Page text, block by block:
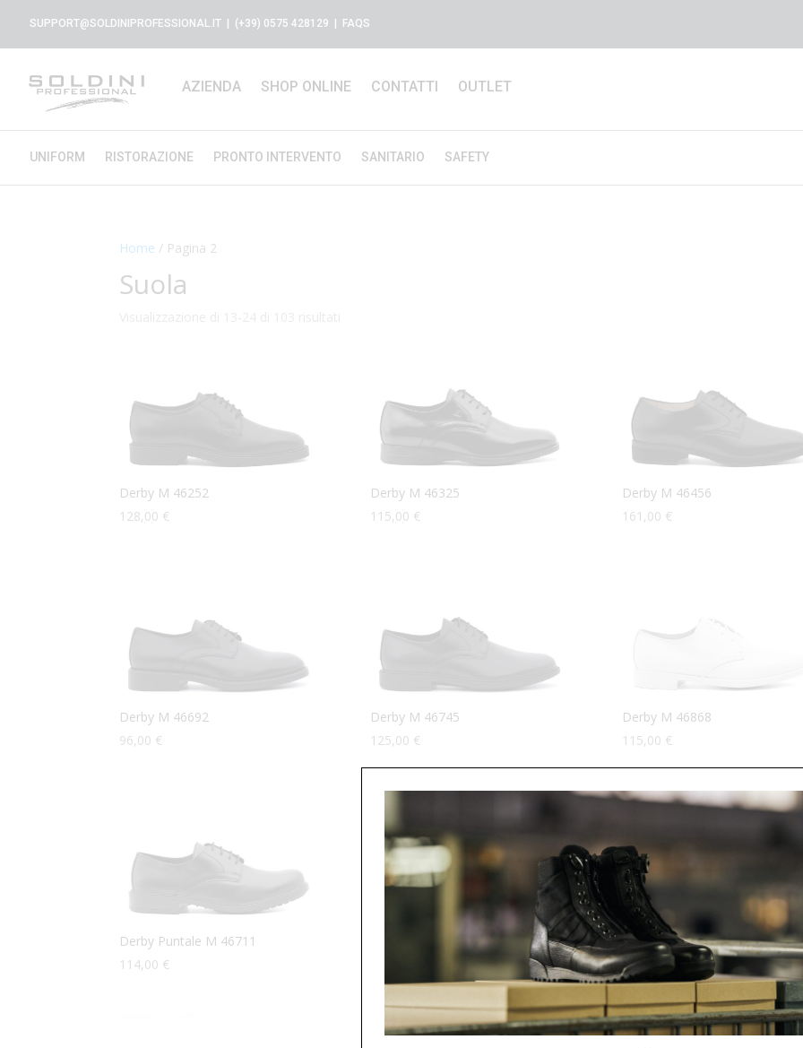
SUPPORT@SOLDINIPROFESSIONAL.IT | (+39) 0575 428129 | FAQS
AZIENDA SHOP ONLINE CONTATTI OUTLET
UNIFORM RISTORAZIONE PRONTO INTERVENTO SANITARIO SAFETY
Home / Pagina 2
Suola
Derby M 46252
128,00 €
Derby M 46325
115,00 €
Derby M 46456
161,00 €
Derby M 46692
96,00 €
Derby M 46745
125,00 €
Derby M 46868
115,00 €
Derby Puntale M 46711
114,00 €
Derby Puntale M 46715
Derby U 408
62,00
€